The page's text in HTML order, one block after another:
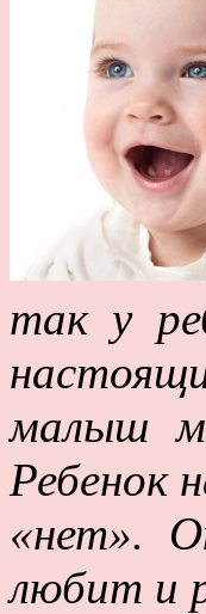
так у
малыш
Ребенок
«нет».
любит и